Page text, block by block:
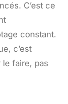
C’est ce
constant.
c’est
le faire, pas